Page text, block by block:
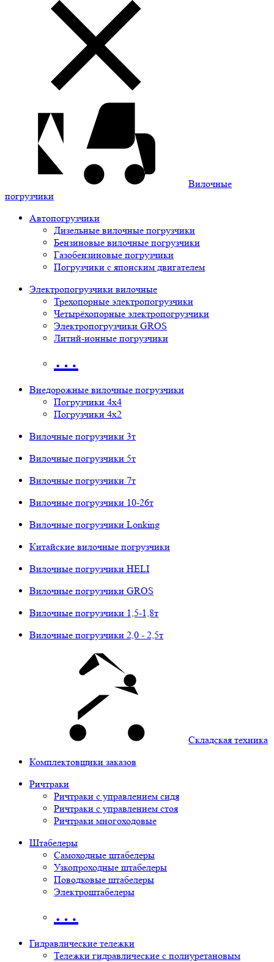
Вилочные
погрузчики
Автопогрузчики
Дизельные вилочные погрузчики
Бензиновые вилочные погрузчики
Газобензиновые погрузчики
Погрузчики с японским двигателем
Электропогрузчики вилочные
Трехопорные электропогрузчики
Четырёхопорные электропогрузчики
Электропогрузчики GROS
Литий-ионные погрузчики
…
Внедорожные вилочные погрузчики
Погрузчики 4х4
Погрузчики 4х2
Вилочные погрузчики 3т
Вилочные погрузчики 5т
Вилочные погрузчики 7т
Вилочные погрузчики 10-26т
Вилочные погрузчики Lonking
Китайские вилочные погрузчики
Вилочные погрузчики HELI
Вилочные погрузчики GROS
Вилочные погрузчики 1,5-1,8т
Вилочные погрузчики 2,0 - 2,5т
Складская техника
Комплектовщики заказов
Ричтраки
Ричтраки с управлением сидя
Ричтраки с управлением стоя
Ричтраки многоходовые
Штабелеры
Самоходные штабелеры
Узкопроходные штабелеры
Поводковые штабелеры
Электроштабелеры
…
Гидравлические тележки
Тележки гидравлические с полиуретановым